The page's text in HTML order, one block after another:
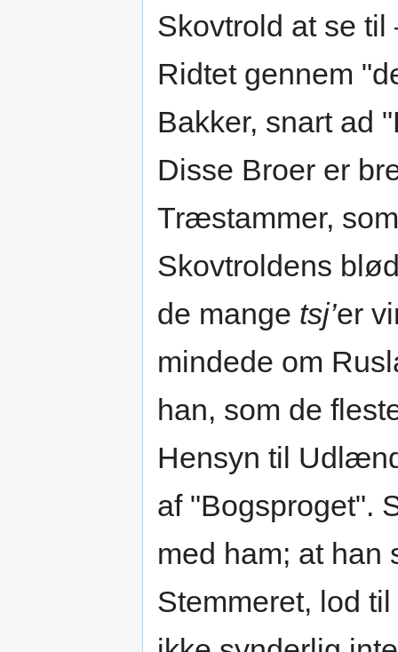
Skovtrold at se
Ridtet gennem
Bakker, snart ad
Disse Broer er
Træstammer,
Skovtroldens
de mange tsj’er
mindede om
han, som de
Hensyn til
af "Bogsproget".
med ham; at han
Stemmeret, lod